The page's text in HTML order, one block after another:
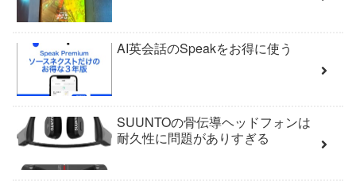
AI英会話のSpeakをお得に使う
SUUNTOの骨伝導ヘッドフォンは
耐久性に問題がありすぎる